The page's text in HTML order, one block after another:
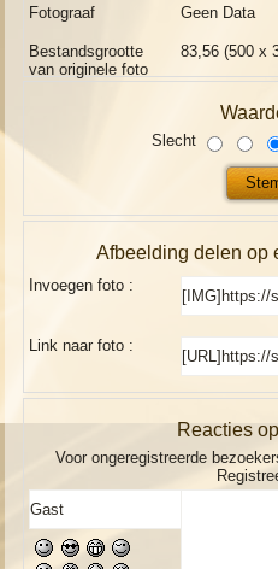
Fotograaf Geen Data
Bestandsgrootte
van originele foto
83,56 (500 x
Slecht
Afbeelding delen op
Invoegen foto :
Link naar foto :
Reacties
Voor ongeregistreerde